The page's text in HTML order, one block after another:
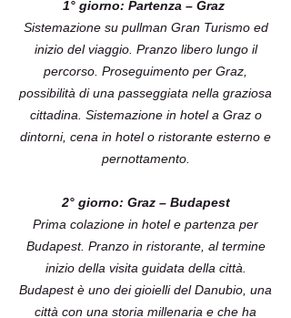
1° giorno: Partenza – Graz
Sistemazione su pullman Gran Turismo ed
inizio del viaggio. Pranzo libero lungo il
percorso. Proseguimento per Graz,
possibilità di una passeggiata nella graziosa
cittadina. Sistemazione in hotel a Graz o
dintorni, cena in hotel o ristorante esterno e
pernottamento.
2° giorno: Graz – Budapest
Prima colazione in hotel e partenza per
Budapest. Pranzo in ristorante, al termine
inizio della visita guidata della città.
Budapest è uno dei gioielli del Danubio, una
città con una storia millenaria e che ha